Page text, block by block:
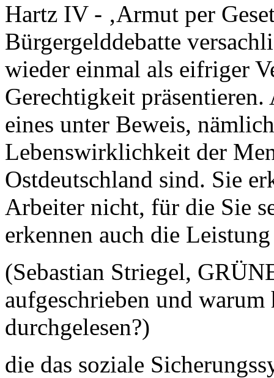
Hartz IV - ‚Armut per
Bürgergelddebatte
wieder einmal als eifriger
Gerechtigkeit
eines unter Beweis,
Lebenswirklichkeit der
Ostdeutschland sind. Sie
Arbeiter nicht, für die Sie
erkennen auch die
(Sebastian Striegel,
aufgeschrieben und
durchgelesen?)
die das soziale